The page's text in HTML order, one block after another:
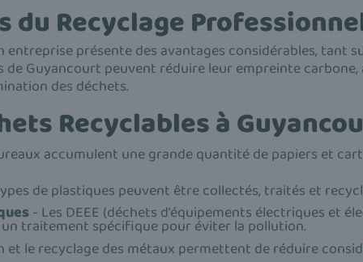
du Recyclage
entreprise présente des avantages considérables, tant
de Guyancourt peuvent réduire leur empreinte
des déchets.
Recyclables à
accumulent une grande quantité de papiers et
de plastiques peuvent être collectés, traités et
- Les DEEE (déchets d'équipements électriques et
traitement spécifique pour éviter la pollution.
et le recyclage des métaux permettent de réduire